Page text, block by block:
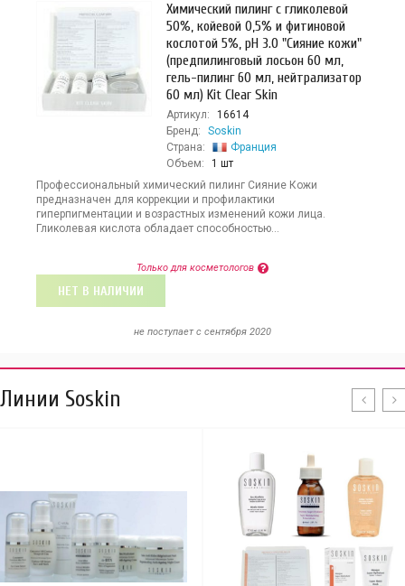
Химический пилинг с гликолевой
50%, койевой 0,5% и фитиновой
кослотой 5%, pH 3.0 "Сияние кожи"
(предпилинговый лосьон 60 мл,
гель-пилинг 60 мл, нейтрализатор
60 мл) Kit Clear Skin
Артикул:
16614
Бренд:
Soskin
Страна:
Франция
Объем:
1 шт
Профессиональный химический пилинг Сияние Кожи
предназначен для коррекции и профилактики
гиперпигментации и возрастных изменений кожи лица.
Гликолевая кислота обладает способностью...
Только для косметологов
НЕТ В НАЛИЧИИ
не поступает c сентября 2020
Линии Soskin